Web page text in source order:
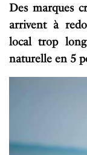
Des marques
arrivent à
local trop
naturelle en 5